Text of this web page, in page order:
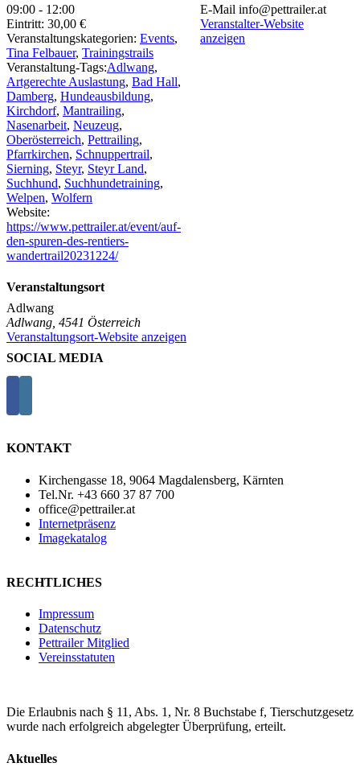
09:00 - 12:00
Eintritt: 30,00 €
Veranstaltungskategorien: Events,
Tina Felbauer, Trainingstrails
Veranstaltung-Tags:Adlwang,
Artgerechte Auslastung, Bad Hall,
Damberg, Hundeausbildung,
Kirchdorf, Mantrailing,
Nasenarbeit, Neuzeug,
Oberösterreich, Pettrailing,
Pfarrkirchen, Schnuppertrail,
Sierning, Steyr, Steyr Land,
Suchhund, Suchhundetraining,
Welpen, Wolfern
Website:
https://www.pettrailer.at/event/auf-
den-spuren-des-rentiers-
wandertrail20231224/
Veranstaltungsort
Adlwang
Adlwang 4541 Österreich
Veranstaltungsort-Website anzeigen
E-Mail info@pettrailer.at
Veranstalter-Website
anzeigen
SOCIAL MEDIA
KONTAKT
Kirchengasse 18, 9064 Magdalensberg, Kärnten
Tel.Nr. +43 660 37 87 700
office@pettrailer.at
Internetpräsenz
Imagekatalog
RECHTLICHES
Impressum
Datenschutz
Pettrailer Mitglied
Vereinsstatuten
Die Erlaubnis nach § 11, Abs. 1, Nr. 8 Buchstabe f, Tierschutzgesetz
wurde nach erfolgreich abgelegter Überprüfung, erteilt.
Aktuelles